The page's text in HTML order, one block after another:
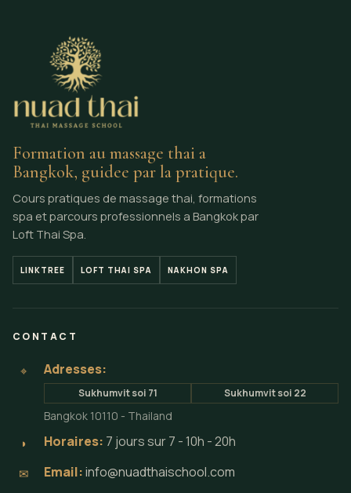
Formation au massage thai a
Bangkok, guidee par la pratique.
Cours pratiques de massage thai, formations
spa et parcours professionnels a Bangkok par
Loft Thai Spa.
LINKTREE LOFT THAI SPA NAKHON SPA
CONTACT
⌖ Adresses:
Sukhumvit soi 71 Sukhumvit soi 22
Bangkok 10110 - Thailand
◗ Horaires: 7 jours sur 7 - 10h - 20h
✉ Email:info@nuadthaischool.com